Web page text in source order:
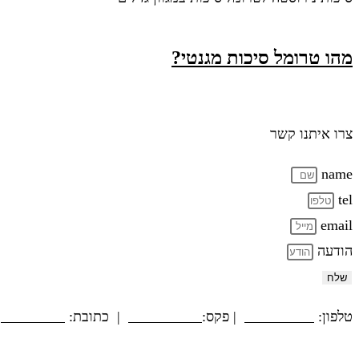
מהו טרומל סיכות מגנטי?
צרו איתנו קשר
name
tel
email
הודעה
שלח
טלפון: | פקס: | כתובת: